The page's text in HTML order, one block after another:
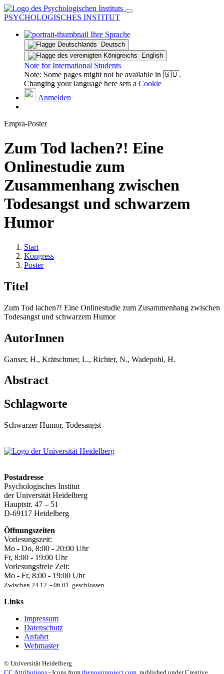
PSYCHOLOGISCHES INSTITUT
Ihre Sprache
Deutsch
English
Note for International Students
Note: Some pages might not be available in 🇬🇧.
Changing your language here sets a Cookie
Anmelden
Empra-Poster
Zum Tod lachen?! Eine
Onlinestudie zum
Zusammenhang zwischen
Todesangst und schwarzem
Humor
Start
Kongress
Poster
Titel
Zum Tod lachen?! Eine Onlinestudie zum Zusammenhang zwischen
Todesangst und schwarzem Humor
AutorInnen
Ganser, H., Krätschmer, L., Richter, N., Wadepohl, H.
Abstract
Schlagworte
Schwarzer Humor, Todesangst
Postadresse
Psychologisches Institut
der Universität Heidelberg
Hauptstr. 47 – 51
D-69117 Heidelberg
Öffnungszeiten
Vorlesungszeit:
Mo - Do, 8:00 ‐ 20:00 Uhr
Fr, 8:00 ‐ 19:00 Uhr
Vorlesungsfreie Zeit:
Mo - Fr, 8:00 ‐ 19:00 Uhr
Zwischen 24.12. ‐ 06.01. geschlossen
Links
Impressum
Datenschutz
Anfahrt
Webmaster
© Universität Heidelberg
CC Attributions - Icons from thenounproject.com , published under Creative